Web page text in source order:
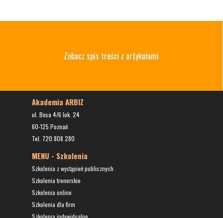
Zobacz spis treści z artykułami
MENU - Szkolenia
Szkolenia z wystąpień publicznych
Szkolenia trenerskie
Szkolenia online
Szkolenia dla firm
Akademia ARBIZ
ul. Bosa 4/6 lok. 24
60-125 Poznań
Tel. 720 808 280